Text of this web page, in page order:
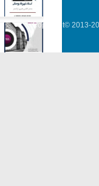
Copyright© 2013-